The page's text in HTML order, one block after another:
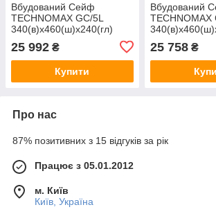
Вбудований Сейф
TECHNOMAX GC/5L
340(в)х460(ш)х240(гл)
25 992 ₴
Купити
Вбудований
TECHNOMAX
25 758₴
Про нас
87% позитивних з 15 відгуків за рік
Працює з 05.01.2012
м. Київ
Київ, Україна